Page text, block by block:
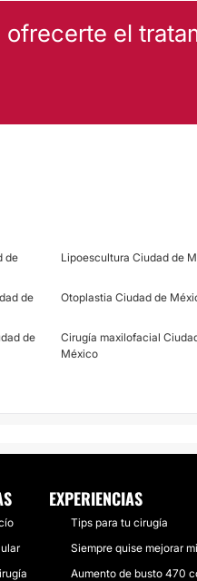
el
de
Lipoescultura Ciudad de
de
Otoplastia Ciudad de
de
Cirugía maxilofacial
México
EXPERIENCIAS
Tips para tu cirugía
Siempre quise mejorar
Aumento de busto 470